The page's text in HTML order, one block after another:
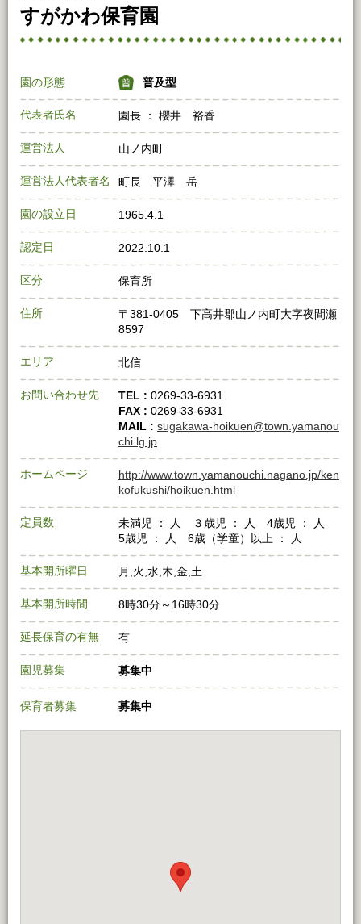
すがかわ保育園
園の形態 普及型
代表者氏名 園長 ： 櫻井 裕香
運営法人 山ノ内町
運営法人代表者名 町長 平澤 岳
園の設立日 1965.4.1
認定日 2022.10.1
区分 保育所
住所
〒381-0405 下高井郡山ノ内町大字夜間瀬
8597
エリア 北信
お問い合わせ先 TEL : 0269-33-6931
FAX : 0269-33-6931
MAIL : sugakawa-hoikuen@town.yamanou
chi.lg.jp
ホームページ
http://www.town.yamanouchi.nagano.jp/ken
kofukushi/hoikuen.html
定員数
未満児 ： 人 ３歳児 ： 人 4歳児 ： 人
5歳児 ： 人 6歳（学童）以上 ： 人
基本開所曜日 月,火,水,木,金,土
基本開所時間 8時30分～16時30分
延長保育の有無 有
園児募集 募集中
保育者募集 募集中